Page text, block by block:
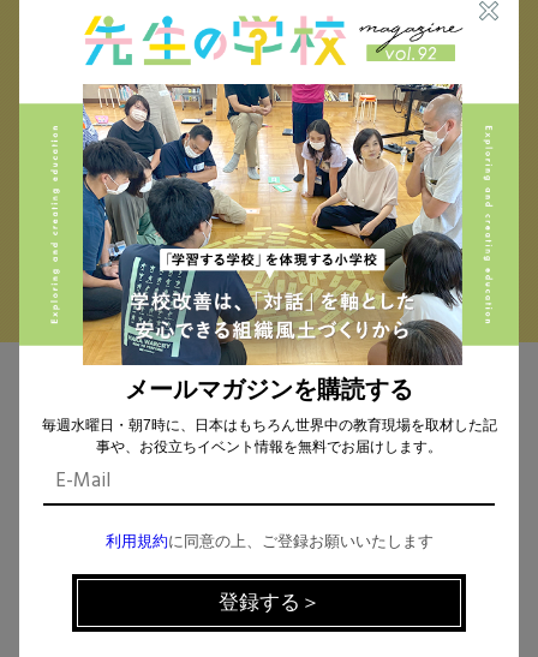
校種から探す テーマから探す
小学校 (293) 中学校 (261) 高校 (293) 一貫校 (65)
特別支援 (11) 大学・専門学校 (17) 保育園・幼稚園 (1)
民間企業 (63) 公立 (347) 私立 (356)
オルタナティブスクール (18) 教育委員会 (4)
MAIL MAGAZINE
イベント、記事などの最新情報をお届け！
について同意します。
メールマガジンを購読する
毎週水曜日・朝7時に、日本はもちろん世界中の教育現場を取材した記
事や、お役立ちイベント情報を無料でお届けします。
利用規約に同意の上、ご登録お願いいたします